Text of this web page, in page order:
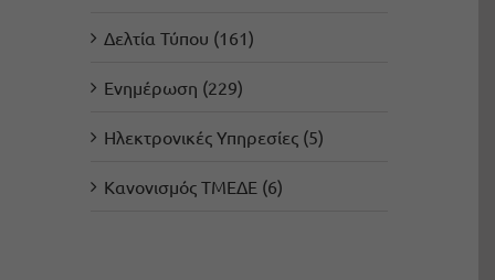
Δελτία Τύπου (161)
Ενημέρωση (229)
Ηλεκτρονικές Υπηρεσίες (5)
Κανονισμός ΤΜΕΔΕ (6)